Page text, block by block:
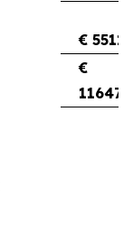
€
€
116470